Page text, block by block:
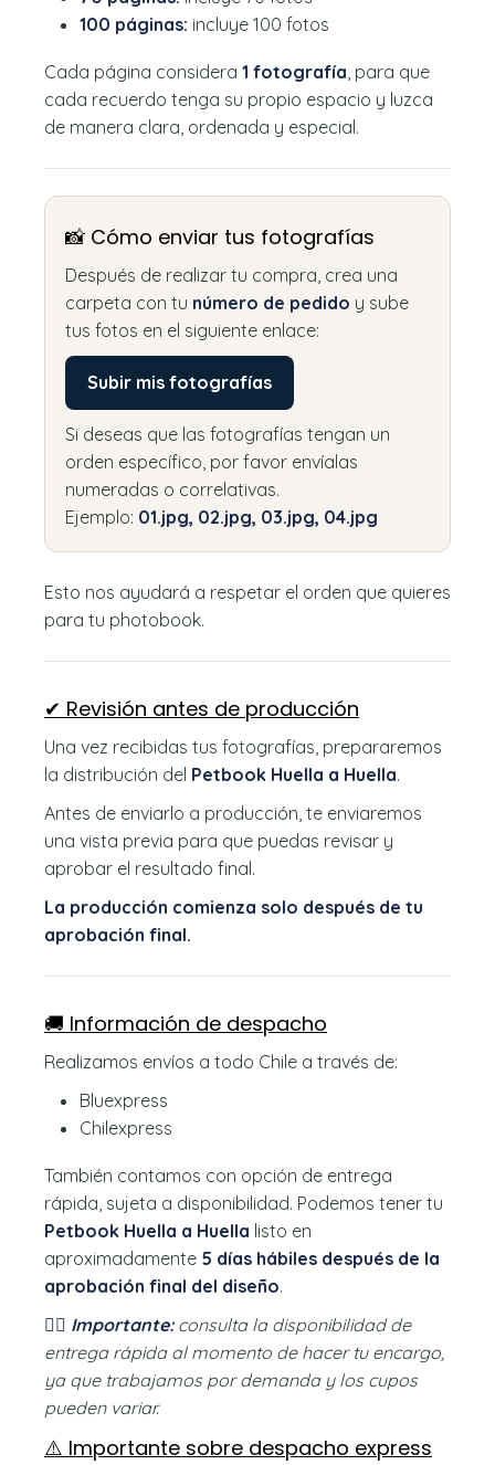
100 páginas: incluye 100 fotos
Cada página considera 1 fotografía , para que
cada recuerdo tenga su propio espacio y luzca
de manera clara, ordenada y especial.
📸 Cómo enviar tus fotografías
Después de realizar tu compra, crea una
carpeta con tu número de pedido y sube
tus fotos en el siguiente enlace:
Subir mis fotografías
Si deseas que las fotografías tengan un
orden específico, por favor envíalas
numeradas o correlativas.
Ejemplo: 01.jpg, 02.jpg, 03.jpg, 04.jpg
Esto nos ayudará a respetar el orden que quieres
para tu photobook.
✔ Revisión antes de producción
Una vez recibidas tus fotografías, prepararemos
la distribución del Petbook Huella a Huella.
Antes de enviarlo a producción, te enviaremos
una vista previa para que puedas revisar y
aprobar el resultado final.
La producción comienza solo después de tu
aprobación final.
🚚 Información de despacho
Realizamos envíos a todo Chile a través de:
Bluexpress
Chilexpress
También contamos con opción de entrega
rápida, sujeta a disponibilidad. Podemos tener tu
Petbook Huella a Huella listo en
aproximadamente 5 días hábiles después de la
aprobación final del diseño.
👉🏻 Importante:consulta la disponibilidad de
entrega rápida al momento de hacer tu encargo,
ya que trabajamos por demanda y los cupos
pueden variar.
⚠️ Importante sobre despacho express